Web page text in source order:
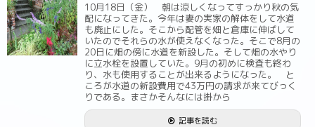
10月18日（金） 朝は涼しくなってすっかり秋の気
配になってきた。今年は妻の実家の解体をして水道
も廃止にした。そこから配管を畑と倉庫に伸ばして
いたのでそれらの水が使えなくなった。そこで8月の
20日に畑の傍に水道を新設した。そして畑の水やり
に立水栓を設置していた。9月の初めに検査も終わ
り、水も使用することが出来るようになった。 と
ころが水道の新設費用で43万円の請求が来てびっく
りである。まさかそんなには掛から
記事を読む